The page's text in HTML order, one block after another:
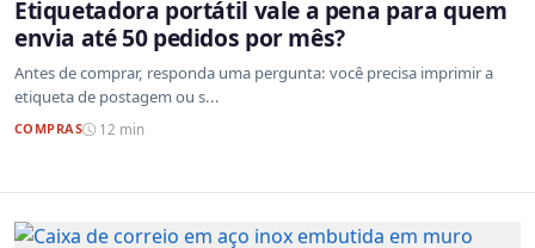
Etiquetadora portátil vale a pena para quem
envia até 50 pedidos por mês?
Antes de comprar, responda uma pergunta: você precisa imprimir a
etiqueta de postagem ou s...
COMPRAS 12 min